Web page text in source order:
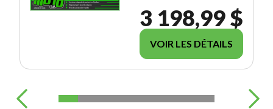
3 198,99 $
VOIR LES DÉTAILS